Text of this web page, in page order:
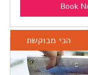
Book
הכי מבוקשת